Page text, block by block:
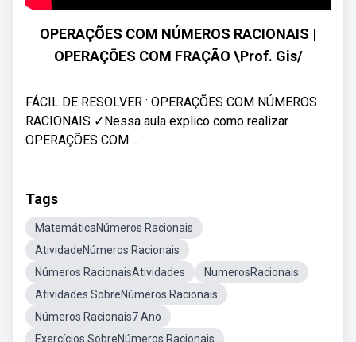
OPERAÇÕES COM NÚMEROS RACIONAIS |
OPERAÇŌES COM FRAÇÃO \Prof. Gis/
FÁCIL DE RESOLVER : OPERAÇÕES COM NÚMEROS
RACIONAIS ✓Nessa aula explico como realizar
OPERAÇÕES COM ...
Tags
MatemáticaNúmeros Racionais
AtividadeNúmeros Racionais
Números RacionaisAtividades
NumerosRacionais
Atividades SobreNúmeros Racionais
Números Racionais7 Ano
Exercícios SobreNúmeros Racionais